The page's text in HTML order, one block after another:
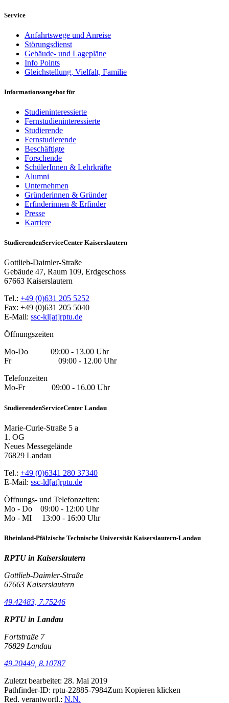
Service
Anfahrtswege und Anreise
Störungsdienst
Gebäude- und Lagepläne
Info Points
Gleichstellung, Vielfalt, Familie
Informationsangebot für
Studieninteressierte
Fernstudieninteressierte
Studierende
Fernstudierende
Beschäftigte
Forschende
SchülerInnen & Lehrkräfte
Alumni
Unternehmen
Gründerinnen & Gründer
Erfinderinnen & Erfinder
Presse
Karriere
StudierendenServiceCenter Kaiserslautern
Gottlieb-Daimler-Straße
Gebäude 47, Raum 109, Erdgeschoss
67663 Kaiserslautern
Tel.: +49 (0)631 205 5252
Fax: +49 (0)631 205 5040
E-Mail: ssc-kl[at]rptu.de
Öffnungszeiten
Mo-Do 09:00 - 13.00 Uhr
Fr 09:00 - 12.00 Uhr
Telefonzeiten
Mo-Fr 09:00 - 16.00 Uhr
StudierendenServiceCenter Landau
Marie-Curie-Straße 5 a
1. OG
Neues Messegelände
76829 Landau
Tel.: +49 (0)6341 280 37340
E-Mail: ssc-ld[at]rptu.de
Öffnungs- und Telefonzeiten:
Mo - Do 09:00 - 12:00 Uhr
Mo - MI 13:00 - 16:00 Uhr
Rheinland-Pfälzische Technische Universität Kaiserslautern-Landau
RPTU in Kaiserslautern
Gottlieb-Daimler-Straße
67663 Kaiserslautern
49.42483, 7.75246
RPTU in Landau
Fortstraße 7
76829 Landau
49.20449, 8.10787
Zuletzt bearbeitet: 28. Mai 2019
Pathfinder-ID: rptu-22885-7984Zum Kopieren klicken
Red. verantwortl.: N.N.